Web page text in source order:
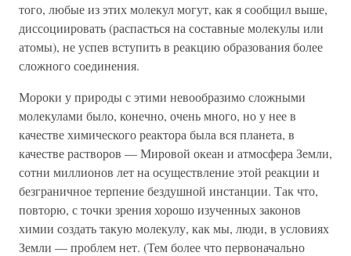
того, любые из этих молекул могут, как я сообщил выше,
диссоциировать (распасться на составные молекулы или
атомы), не успев вступить в реакцию образования более
сложного соединения.
Мороки у природы с этими невообразимо сложными
молекулами было, конечно, очень много, но у нее в
качестве химического реактора была вся планета, в
качестве растворов — Мировой океан и атмосфера Земли,
сотни миллионов лет на осуществление этой реакции и
безграничное терпение бездушной инстанции. Так что,
повторю, с точки зрения хорошо изученных законов
химии создать такую молекулу, как мы, люди, в условиях
Земли — проблем нет. (Тем более что первоначально